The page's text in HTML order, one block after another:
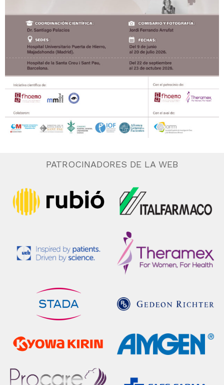
PATROCINADORES DE LA WEB